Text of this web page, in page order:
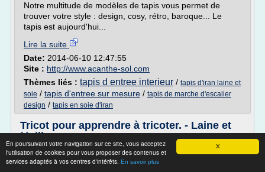
X
En poursuivant votre navigation sur ce site, vous acceptez
l'utilisation de cookies pour vous proposer des contenus et
services adaptés à vos centres d'intérêts. En savoir plus
Notre multitude de modèles de tapis vous permet de
trouver votre style : design, cosy, rétro, baroque... Le
tapis est aujourd'hui...
Lire la suite
Date: 2014-06-10 12:47:55
Site : http://www.acanthe-sol.com
Thèmes liés : tapis d entree interieur / tapis d'iran laine et
soie / tapis d'entree sur mesure / tapis de marche d'escalier
design / tapis en soie d'iran
Tricot pour apprendre à tricoter. - Laine et
Maille
Tricot
melanie-creation.fr